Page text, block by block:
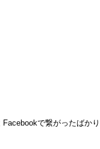
で繋がったばかり